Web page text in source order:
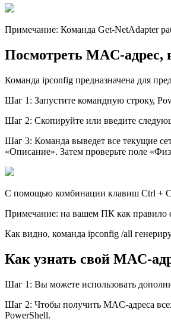
Примечание: Команда Get-NetAdapter
Посмотреть MAC-адрес,
Команда ipconfig предназначена для
Шаг 1: Запустите командную строку,
Шаг 2: Скопируйте или введите
Шаг 3: Команда выведет все текущие
«Описание». Затем проверьте поле
С помощью комбинации клавиш Ctrl + C
Примечание: на вашем ПК как правило
Как видно, команда ipconfig /all
Как узнать свой MAC-
Шаг 1: Вы можете использовать
Шаг 2: Чтобы получить MAC-адреса
PowerShell.